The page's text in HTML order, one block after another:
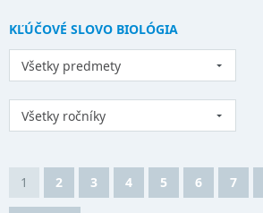
KĽÚČOVÉ SLOVO BIOLÓGIA
Všetky predmety
Všetky ročníky
1 2 3 4 5 6 7